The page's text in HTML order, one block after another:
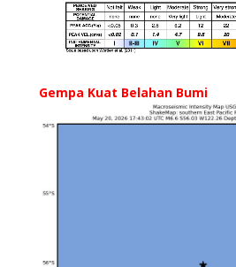
Gempa Kuat Belahan Bumi